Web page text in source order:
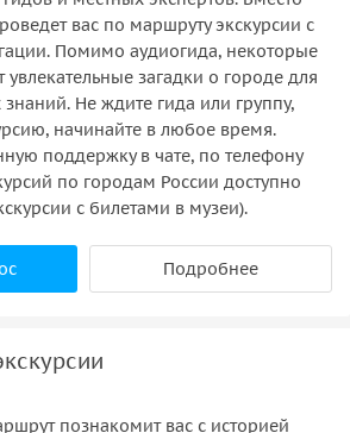
вас по маршруту экскурсии с
Помимо аудиогида, некоторые
увлекательные загадки о городе для
Не ждите гида или группу,
начинайте в любое время.
поддержку в чате, по телефону
по городам России доступно
с билетами в музеи).
Подробнее
познакомит вас с историей